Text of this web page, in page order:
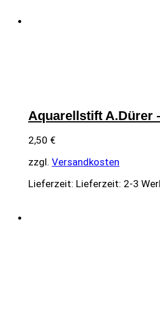
Aquarellstift A.Dürer
2,50 €
zzgl. Versandkosten
Lieferzeit: Lieferzeit: 2-3